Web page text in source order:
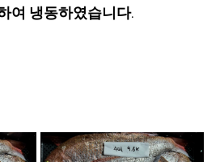
여 냉동하였습니다.